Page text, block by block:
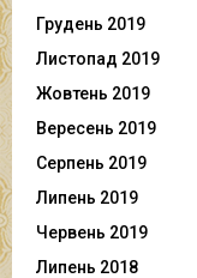
Грудень 2019
Листопад 2019
Жовтень 2019
Вересень 2019
Серпень 2019
Липень 2019
Червень 2019
Липень 2018